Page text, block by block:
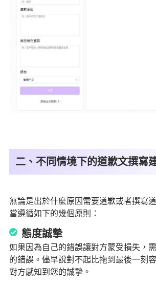
二、不同情境下的道歉文撰寫
無論是出於什麼原因需要道歉或者撰寫
當遵循如下的幾個原則：
態度誠摯
如果因為自己的錯誤讓對方蒙受損失，
的錯誤。儘早說對不起比拖到最後一刻
對方感知到您的誠摯。